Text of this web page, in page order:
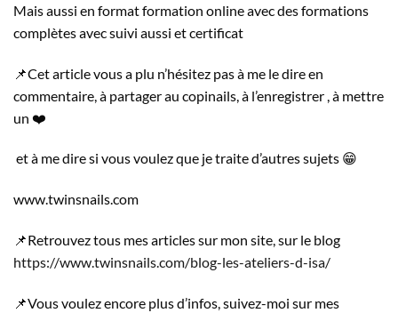
Mais aussi en format formation online avec des formations
complètes avec suivi aussi et certificat
📌Cet article vous a plu n’hésitez pas à me le dire en
commentaire, à partager au copinails, à l’enregistrer , à mettre
un ❤️
et à me dire si vous voulez que je traite d’autres sujets 😁
www.twinsnails.com
📌Retrouvez tous mes articles sur mon site, sur le blog
https://www.twinsnails.com/blog-les-ateliers-d-isa/
📌Vous voulez encore plus d’infos, suivez-moi sur mes